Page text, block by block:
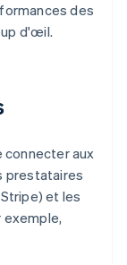
des
d'œil.
connecter aux
prestataires
et les